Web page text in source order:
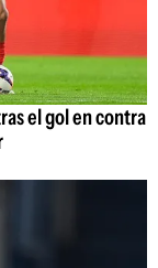
el gol en contra